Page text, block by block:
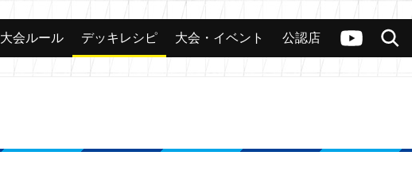
ヴァンガードch
検索
カード 大会 公認店舗 その他
大会ルール デッキレシピ 大会・イベント 公認店